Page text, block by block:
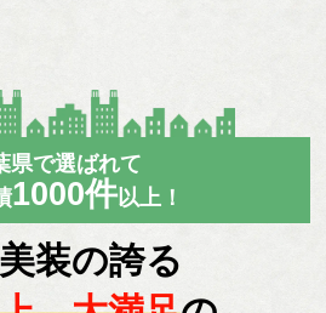
県で選ばれて
1000件以上！
装の誇る